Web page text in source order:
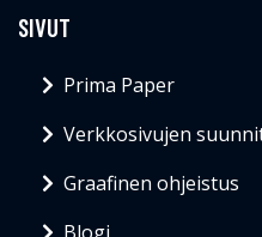
SIVUT
Prima Paper
Verkkosivujen
Graafinen ohjeistus